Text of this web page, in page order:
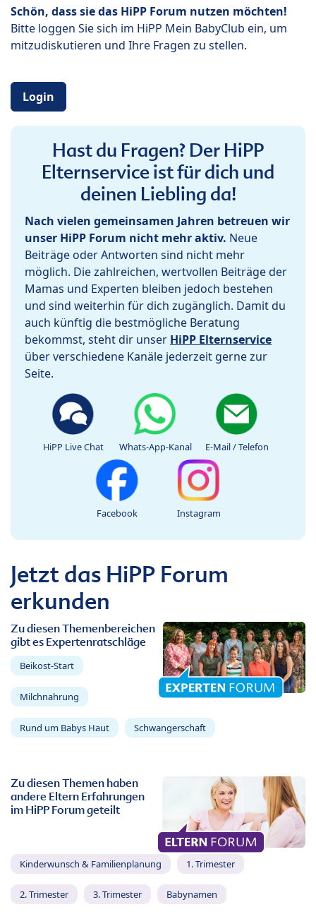
Schön, dass sie das HiPP Forum nutzen möchten!
Bitte loggen Sie sich im HiPP Mein BabyClub ein, um
mitzudiskutieren und Ihre Fragen zu stellen.
Login
Hast du Fragen? Der HiPP
Elternservice ist für dich und
deinen Liebling da!
Nach vielen gemeinsamen Jahren betreuen wir
unser HiPP Forum nicht mehr aktiv. Neue
Beiträge oder Antworten sind nicht mehr
möglich. Die zahlreichen, wertvollen Beiträge der
Mamas und Experten bleiben jedoch bestehen
und sind weiterhin für dich zugänglich. Damit du
auch künftig die bestmögliche Beratung
bekommst, steht dir unser HiPP Elternservice
über verschiedene Kanäle jederzeit gerne zur
Seite.
HiPP Live Chat Whats-App-Kanal E-Mail / Telefon
Facebook Instagram
Jetzt das HiPP Forum
erkunden
Zu diesen Themenbereichen
gibt es Expertenratschläge
Beikost-Start
Milchnahrung
Rund um Babys Haut Schwangerschaft
Zu diesen Themen haben
andere Eltern Erfahrungen
im HiPP Forum geteilt
Kinderwunsch & Familienplanung 1. Trimester
2. Trimester 3. Trimester Babynamen